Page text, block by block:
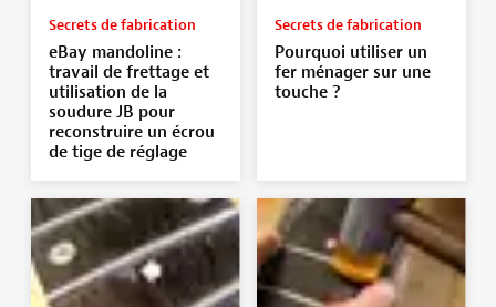
Secrets de fabrication
eBay mandoline :
travail de frettage et
utilisation de la
soudure JB pour
reconstruire un écrou
de tige de réglage
Secrets de fabrication
Pourquoi utiliser un
fer ménager sur une
touche ?